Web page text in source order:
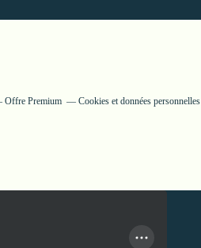
Offre Premium Cookies et données personnelles